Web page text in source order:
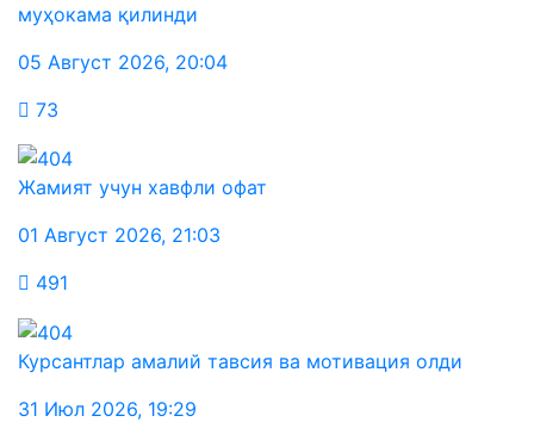
муҳокама қилинди
05 Август 2026, 20:04
73
Жамият учун хавфли офат
01 Август 2026, 21:03
491
Курсантлар амалий тавсия ва мотивация олди
31 Июл 2026, 19:29